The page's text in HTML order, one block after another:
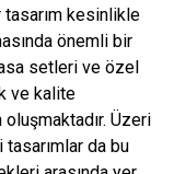
tasarım kesinlikle
önemli bir
setleri ve özel
ve kalite
Üzeri
da bu